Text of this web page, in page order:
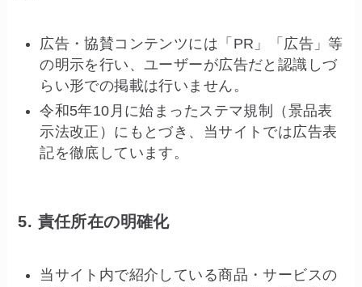
広告・協賛コンテンツには「PR」「広告」等
の明示を行い、ユーザーが広告だと認識しづ
らい形での掲載は行いません。
令和5年10月に始まったステマ規制（景品表
示法改正）にもとづき、当サイトでは広告表
記を徹底しています。
5. 責任所在の明確化
当サイト内で紹介している商品・サービスの